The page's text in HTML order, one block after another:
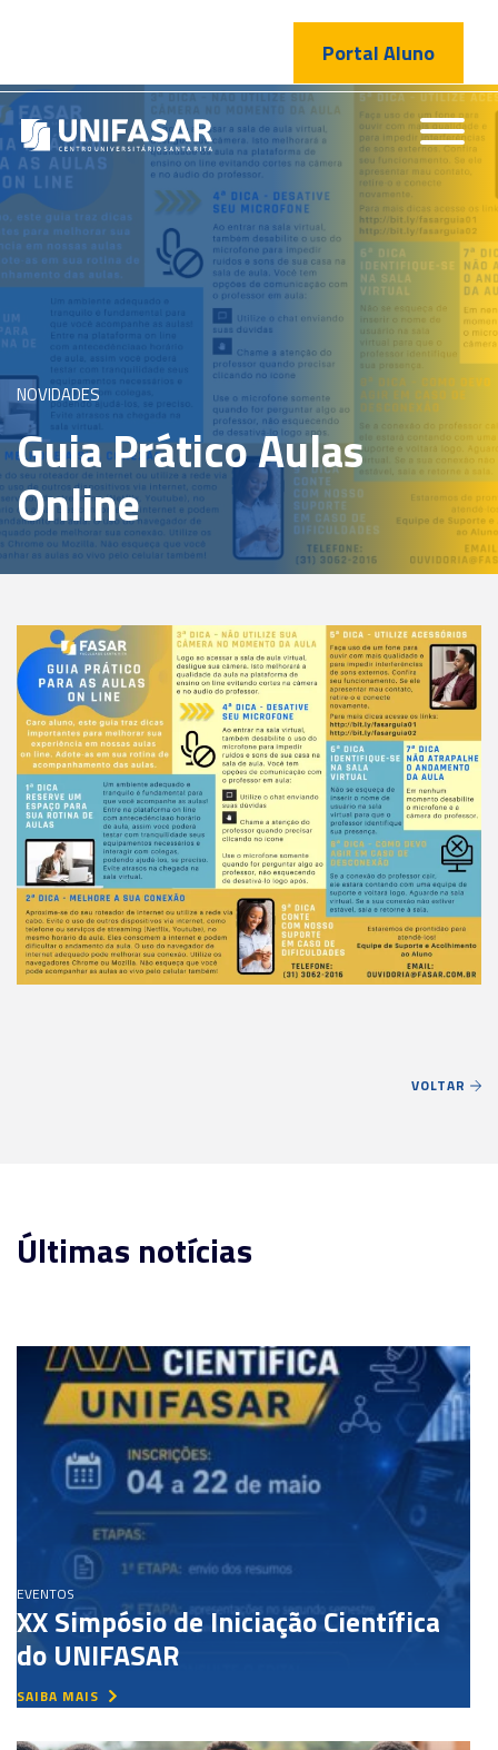
Portal Aluno
NOVIDADES
Guia Prático Aulas
Online
VOLTAR
Últimas notícias
EVENTOS
XX Simpósio de Iniciação Científica
do UNIFASAR
SAIBA MAIS